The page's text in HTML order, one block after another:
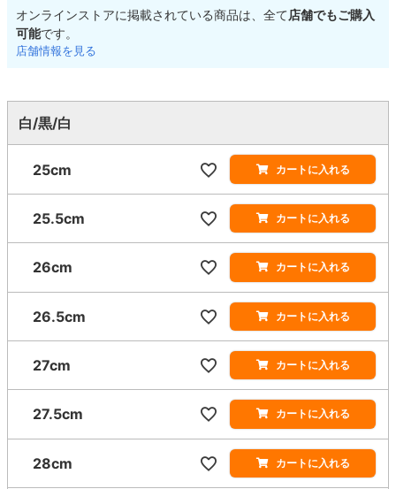
オンラインストアに掲載されている商品は、全て店舗でもご購入
可能です。
店舗情報を見る
白/黒/白
25cm カートに入れる
25.5cm カートに入れる
26cm カートに入れる
26.5cm カートに入れる
27cm カートに入れる
27.5cm カートに入れる
28cm カートに入れる